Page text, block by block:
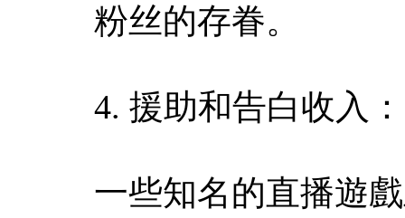
粉丝的存眷。
4. 援助和告白收入：
一些知名的直播遊